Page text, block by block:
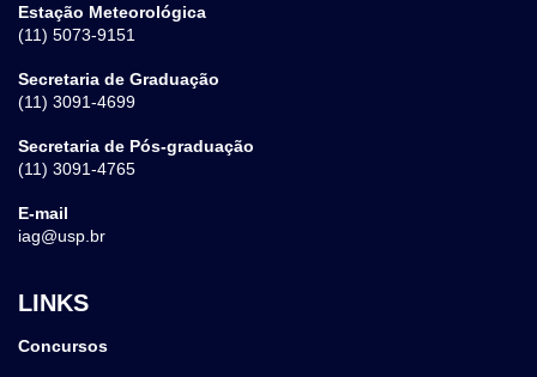
Estação Meteorológica
(11) 5073-9151
Secretaria de Graduação
(11) 3091-4699
Secretaria de Pós-graduação
(11) 3091-4765
E-mail
iag@usp.br
LINKS
Concursos